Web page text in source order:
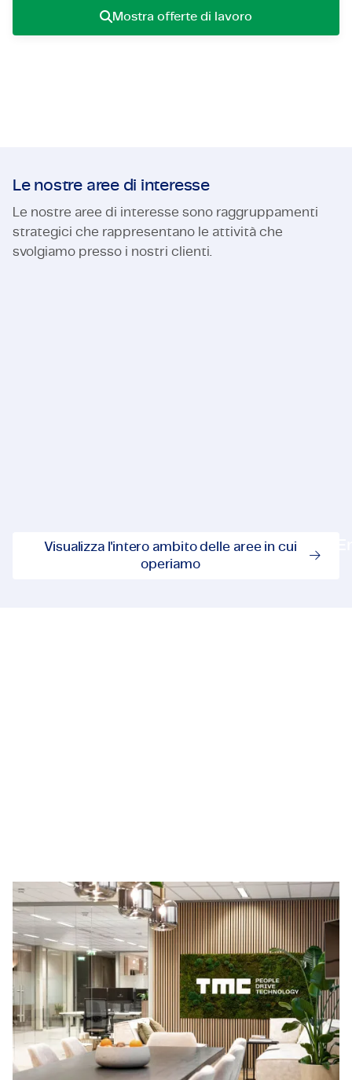
Certificazioni e ConformitàMostra offerte di lavoro
Le nostre aree di interesse
Le nostre aree di interesse sono raggruppamenti
strategici che rappresentano le attività che
svolgiamo presso i nostri clienti.
Tecnologia e Ingegneria
Visualizza l'intero ambito
Visualizza l'intero ambito delle aree in cui
operiamo
Scopri TheMember
Company
Siamo un'azienda globale di consulenza tecnologica
composta da un team di employeneurs che
combinano una profonda expertise tecnica con forti
competenze imprenditoriali. In quanto multi-
specialisti in nicchie high-tech, siamo guidati da un
innovativo modello di employeneurship e da una